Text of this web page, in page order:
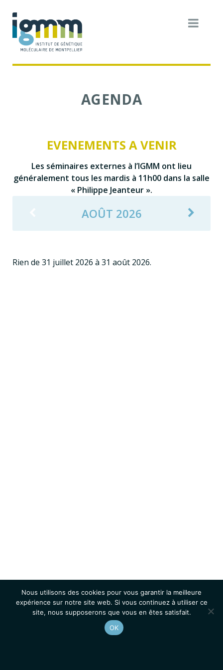
AGENDA
EVENEMENTS A VENIR
Les séminaires externes à l’IGMM ont lieu
généralement tous les mardis à 11h00 dans la salle
« Philippe Jeanteur ».
AOÛT 2026
Rien de 31 juillet 2026 à 31 août 2026.
Nous utilisons des cookies pour vous garantir la meilleure
expérience sur notre site web. Si vous continuez à utiliser ce
site, nous supposerons que vous en êtes satisfait.
OK